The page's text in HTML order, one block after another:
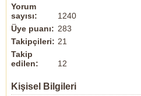
Yorum
sayısı:
1240
Üye puanı: 283
Takipçileri: 21
Takip
edilen:
12
Kişisel Bilgileri